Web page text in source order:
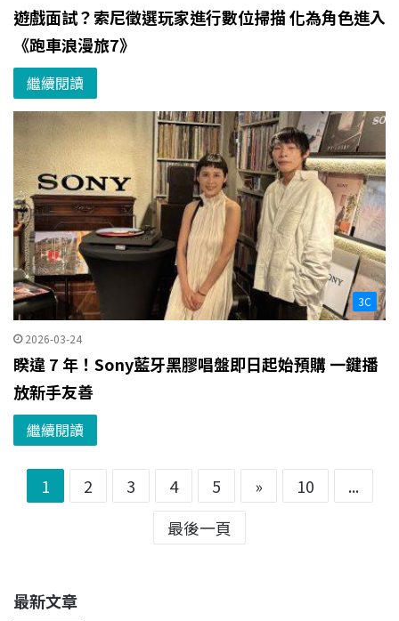
遊戲面試？索尼徵選玩家進行數位掃描 化為角色進入
《跑車浪漫旅7》
繼續閱讀
3C
2026-03-24
睽違 7 年！Sony藍牙黑膠唱盤即日起始預購 一鍵播
放新手友善
繼續閱讀
1 2 3 4 5 » 10
...
最後一頁
最新文章